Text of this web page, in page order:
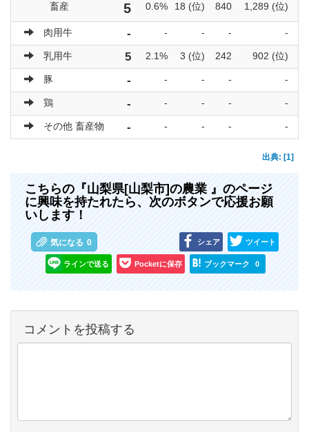
畜産
5 0.6% 18 (位) 840 1,289 (位)
肉用牛 - - - - -
乳用牛 5 2.1% 3 (位) 242 902 (位)
豚 - - - - -
鶏 - - - - -
その他 畜産物 - - - - -
出典: [1]
こちらの『山梨県[山梨市]の農業 』のページ
に興味を持たれたら、次のボタンで応援お願
いします！
気になる 0 シェア ツイート
ラインで送る Pocketに保存 ブックマーク 0
コメントを投稿する